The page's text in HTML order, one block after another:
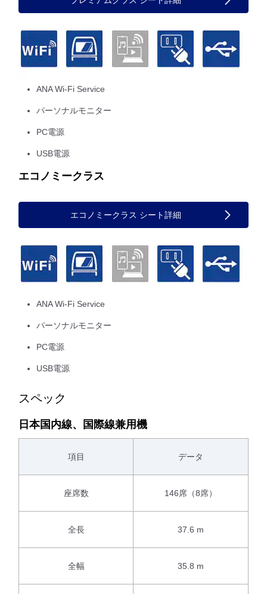
ANA Wi-Fi Service
パーソナルモニター
PC電源
USB電源
エコノミークラス
エコノミークラス シート詳細
ANA Wi-Fi Service
パーソナルモニター
PC電源
USB電源
スペック
日本国内線、国際線兼用機
項目 データ
座席数 146席（8席）
全長 37.6 m
全幅 35.8 m